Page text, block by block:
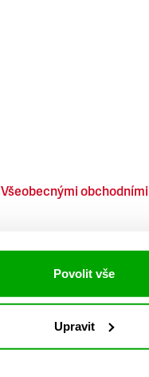
Povolit vše
Upravit
Všeobecnými obchodními